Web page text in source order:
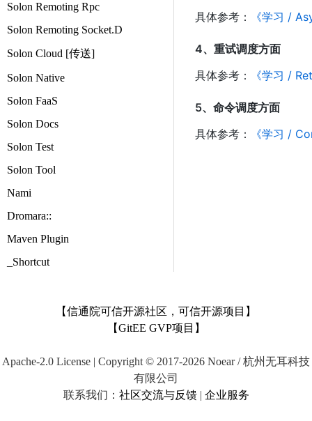
Solon Remoting Rpc
Solon Remoting Socket.D
Solon Cloud [传送]
Solon Native
Solon FaaS
Solon Docs
Solon Test
Solon Tool
Nami
Dromara::
Maven Plugin
_Shortcut
具体参考：
《学习 /
4、重试调度方面
具体参考：
《学习 /
5、命令调度方面
具体参考：
《学习 /
【信通院可信开源社区，可信开源项目】
【GitEE GVP项目】
Apache-2.0 License | Copyright © 2017-2026 Noear / 杭州无耳科技
有限公司
联系我们： 社区交流与反馈| 企业服务